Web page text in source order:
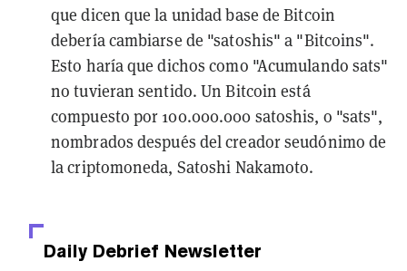
que dicen que la unidad base de Bitcoin
debería cambiarse de "satoshis" a "Bitcoins".
Esto haría que dichos como "Acumulando sats"
no tuvieran sentido. Un Bitcoin está
compuesto por 100.000.000 satoshis, o "sats",
nombrados después del creador seudónimo de
la criptomoneda, Satoshi Nakamoto.
Daily Debrief Newsletter